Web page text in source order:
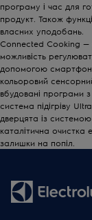
програму і час для
продукт. Також
власних уподобань.
Connected Cooking —
можливість
допомогою
кольоровий
вбудовані програми
система підігріву
дверцята із
каталітична очистка
залишки на попіл.